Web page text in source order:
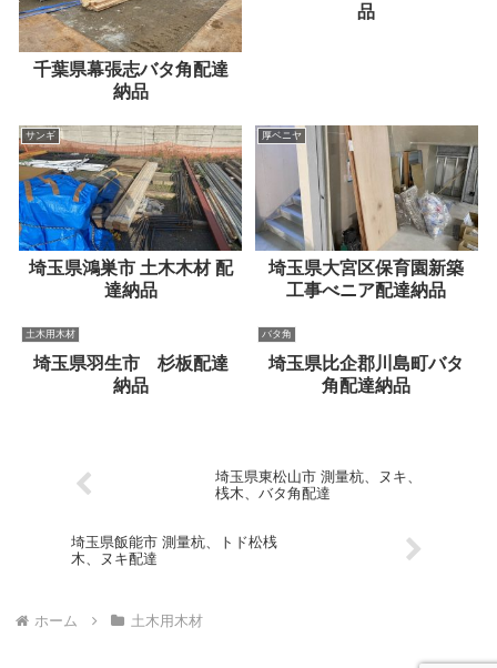
千葉県幕張志バタ角配達
納品
品
サンギ
埼玉県鴻巣市 土木木材 配
達納品
厚ベニヤ
埼玉県大宮区保育園新築
工事べニア配達納品
土木用木材
埼玉県羽生市 杉板配達
納品
バタ角
埼玉県比企郡川島町バタ
角配達納品
埼玉県東松山市 測量杭、ヌキ、
桟木、バタ角配達
埼玉県飯能市 測量杭、トド松桟
木、ヌキ配達
ホーム 土木用木材